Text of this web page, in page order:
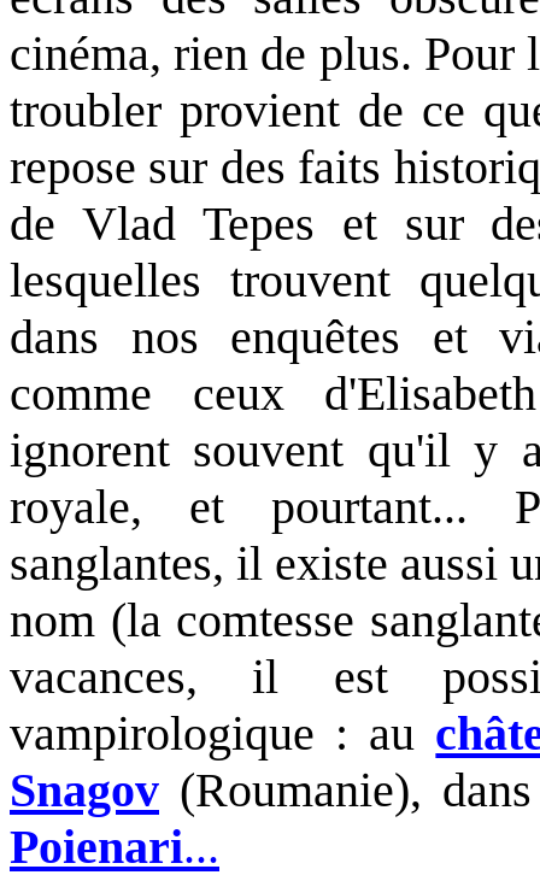
cinéma, rien de plus. Pour
troubler provient de ce
repose sur des faits
de Vlad Tepes et sur
lesquelles trouvent
dans nos enquêtes et
comme ceux
ignorent souvent qu'il y
royale, et pourtant...
sanglantes, il existe aussi
nom (la comtesse
vacances, il est
vampirologique : au
Snagov (Roumanie),
Poienari...